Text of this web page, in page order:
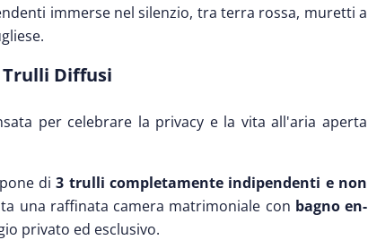
immerse nel silenzio, tra terra rossa, muretti a
Diffusi
per celebrare la privacy e la vita all'aria aperta
di3 trulli completamente indipendenti e non
una raffinata camera matrimoniale con bagno en-
privato ed esclusivo.